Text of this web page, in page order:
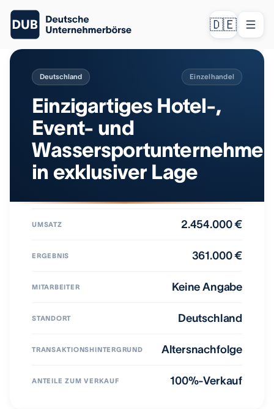
🇩🇪
Deutschland Einzelhandel
Einzigartiges Hotel-,
Event- und
in exklusiver Lage
UMSATZ 2.454.000 €
ERGEBNIS 361.000 €
MITARBEITER Keine Angabe
STANDORT Deutschland
TRANSAKTIONSHINTERGRUND Altersnachfolge
ANTEILE ZUM VERKAUF 100%-Verkauf